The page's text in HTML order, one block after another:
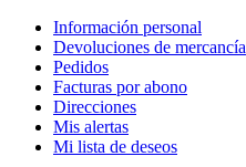
Información personal
Devoluciones de mercancía
Pedidos
Facturas por abono
Direcciones
Mis alertas
Mi lista de deseos